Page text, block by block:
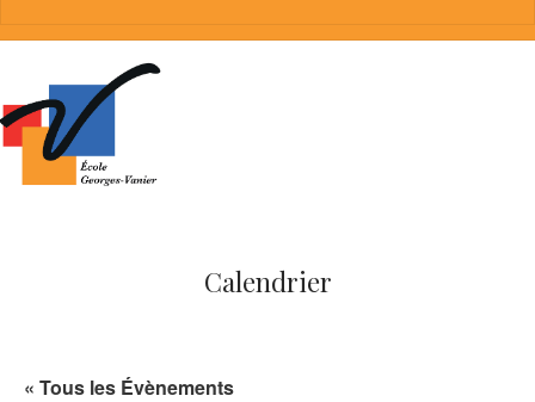
Calendrier
« Tous les Évènements